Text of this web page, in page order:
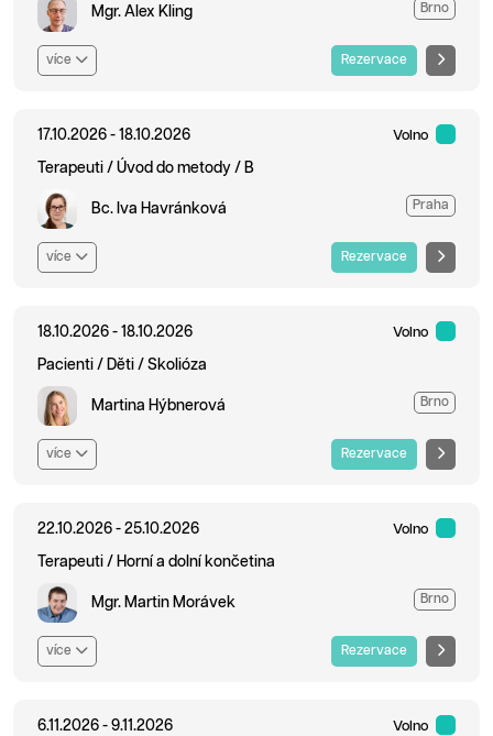
Mgr. Alex Kling Brno
více Rezervace
17.10.2026 - 18.10.2026 Volno
Terapeuti / Úvod do metody / B
Bc. Iva Havránková Praha
více Rezervace
18.10.2026 - 18.10.2026 Volno
Pacienti / Děti / Skolióza
Martina Hýbnerová Brno
více Rezervace
22.10.2026 - 25.10.2026 Volno
Terapeuti / Horní a dolní končetina
Mgr. Martin Morávek Brno
více Rezervace
6.11.2026 - 9.11.2026 Volno